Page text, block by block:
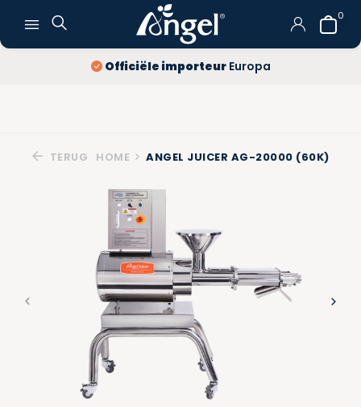
0
Officiële importeur Europa
TERUG HOME ANGEL JUICER AG-20000 (60K)